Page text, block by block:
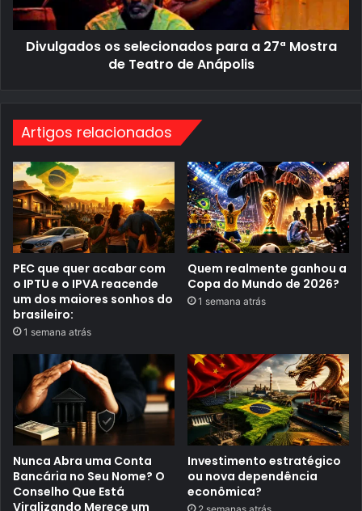
n
m
o
b
i
l
á
r
i
o
a
p
a
r
i
1
º
d
e
n
o
v
e
s
o
s
o
a
d
o
s
p
a
a
a
2
7
ª
M
o
s
r
T
e
a
t
r
o
d
e
Divulgados os selecionados para a 27ª Mostra
de Teatro de Anápolis
Artigos relacionados
PEC que quer acabar com
o IPTU e o IPVA reacende
um dos maiores sonhos do
brasileiro:
1 semana atrás
Quem realmente ganhou a
Copa do Mundo de 2026?
1 semana atrás
Nunca Abra uma Conta
Bancária no Seu Nome? O
Conselho Que Está
Viralizando Merece um
Investimento estratégico
ou nova dependência
econômica?